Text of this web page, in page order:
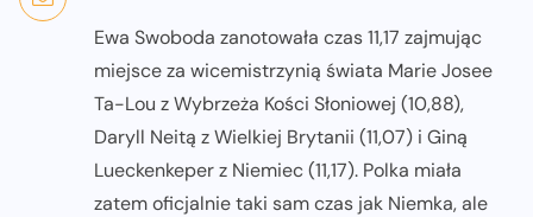
Ewa Swoboda zanotowała czas 11,17 zajmując
miejsce za wicemistrzynią świata Marie Josee
Ta-Lou z Wybrzeża Kości Słoniowej (10,88),
Daryll Neitą z Wielkiej Brytanii (11,07) i Giną
Lueckenkeper z Niemiec (11,17). Polka miała
zatem oficjalnie taki sam czas jak Niemka, ale